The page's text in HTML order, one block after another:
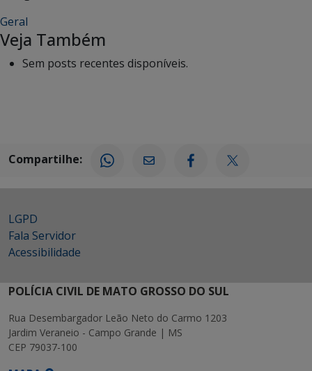
Geral
Veja Também
Sem posts recentes disponíveis.
Compartilhe:
LGPD
Fala Servidor
Acessibilidade
POLÍCIA CIVIL DE MATO GROSSO DO SUL
Rua Desembargador Leão Neto do Carmo 1203
Jardim Veraneio - Campo Grande | MS
CEP 79037-100